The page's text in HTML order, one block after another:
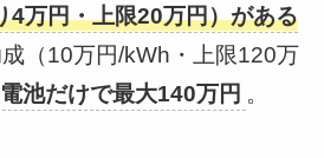
4万円・上限20万円）がある
（10万円/kWh・上限120万
池だけで最大140万円 。